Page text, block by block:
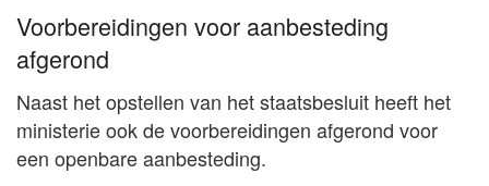
Voorbereidingen voor aanbesteding
afgerond
Naast het opstellen van het staatsbesluit heeft het
ministerie ook de voorbereidingen afgerond voor
een openbare aanbesteding.